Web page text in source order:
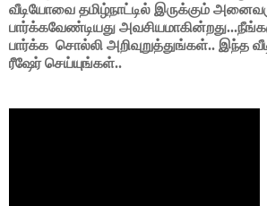
வீடியோவை தமிழ்நாட்டில் இருக்கும்
பார்க்கவேண்டியது
பார்க்க சொல்லி அறிவுறுத்துங்கள்.. இந்த
ரீஷேர் செய்யுங்கள்..